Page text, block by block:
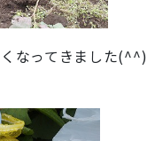
なってきました(^^)